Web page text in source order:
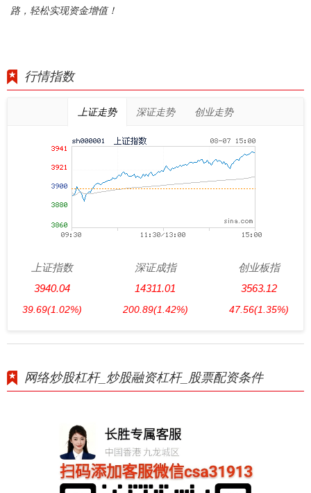
路，轻松实现资金增值！
行情指数
上证走势 深证走势 创业走势
上证指数
3940.04
39.69(1.02%)
深证成指
14311.01
200.89(1.42%)
创业板指
3563.12
47.56(1.35%)
网络炒股杠杆_炒股融资杠杆_股票配资条件